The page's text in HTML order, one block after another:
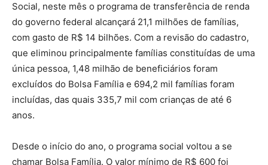
Social, neste mês o programa de transferência de renda
do governo federal alcançará 21,1 milhões de famílias,
com gasto de R$ 14 bilhões. Com a revisão do cadastro,
que eliminou principalmente famílias constituídas de uma
única pessoa, 1,48 milhão de beneficiários foram
excluídos do Bolsa Família e 694,2 mil famílias foram
incluídas, das quais 335,7 mil com crianças de até 6
anos.
Desde o início do ano, o programa social voltou a se
chamar Bolsa Família. O valor mínimo de R$ 600 foi